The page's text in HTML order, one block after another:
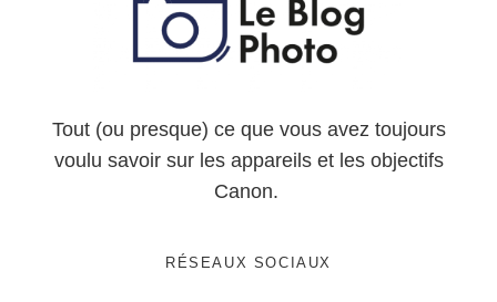
Tout (ou presque) ce que vous avez toujours
voulu savoir sur les appareils et les objectifs
Canon.
RÉSEAUX SOCIAUX